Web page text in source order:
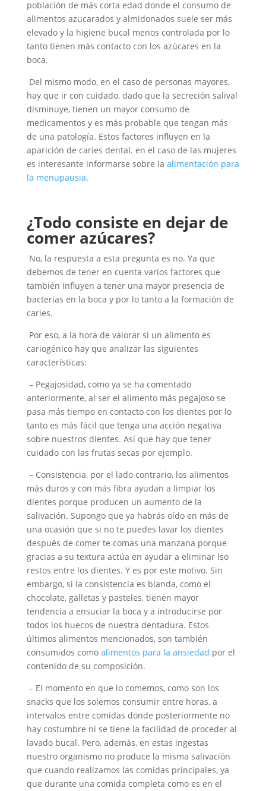
población de más corta edad donde el consumo de
alimentos azucarados y almidonados suele ser más
elevado y la higiene bucal menos controlada por lo
tanto tienen más contacto con los azúcares en la
boca.
Del mismo modo, en el caso de personas mayores,
hay que ir con cuidado, dado que la secreción salival
disminuye, tienen un mayor consumo de
medicamentos y es más probable que tengan más
de una patología. Estos factores influyen en la
aparición de caries dental. en el caso de las mujeres
es interesante informarse sobre la alimentación para
la menupausia.
¿Todo consiste en dejar de
comer azúcares?
No, la respuesta a esta pregunta es no. Ya que
debemos de tener en cuenta varios factores que
también influyen a tener una mayor presencia de
bacterias en la boca y por lo tanto a la formación de
caries.
Por eso, a la hora de valorar si un alimento es
cariogénico hay que analizar las siguientes
características:
– Pegajosidad, como ya se ha comentado
anteriormente, al ser el alimento más pegajoso se
pasa más tiempo en contacto con los dientes por lo
tanto es más fácil que tenga una acción negativa
sobre nuestros dientes. Así que hay que tener
cuidado con las frutas secas por ejemplo.
– Consistencia, por el lado contrario, los alimentos
más duros y con más fibra ayudan a limpiar los
dientes porque producen un aumento de la
salivación. Supongo que ya habrás oído en más de
una ocasión que si no te puedes lavar los dientes
después de comer te comas una manzana porque
gracias a su textura actúa en ayudar a eliminar lso
restos entre los dientes. Y es por este motivo. Sin
embargo, si la consistencia es blanda, como el
chocolate, galletas y pasteles, tienen mayor
tendencia a ensuciar la boca y a introducirse por
todos los huecos de nuestra dentadura. Estos
últimos alimentos mencionados, son también
consumidos como alimentos para la ansiedad por el
contenido de su composición.
– El momento en que lo comemos, como son los
snacks que los solemos consumir entre horas, a
intervalos entre comidas donde posteriormente no
hay costumbre ni se tiene la facilidad de proceder al
lavado bucal. Pero, además, en estas ingestas
nuestro organismo no produce la misma salivación
que cuando realizamos las comidas principales, ya
que durante una comida completa como es en el